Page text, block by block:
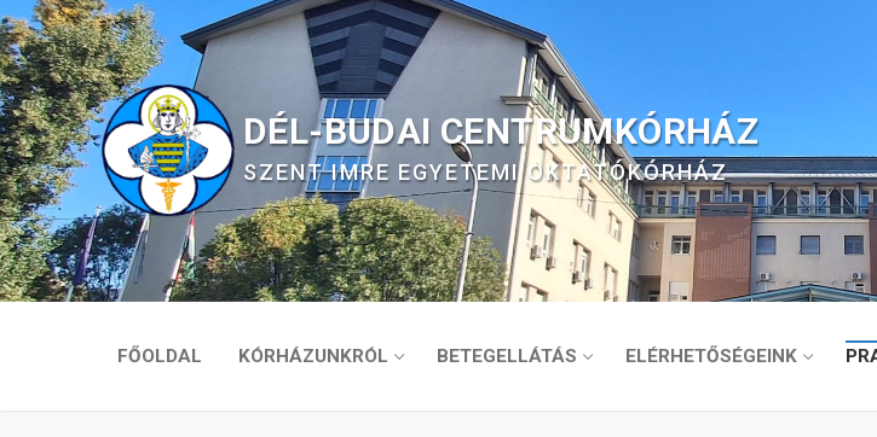
Ugrás
a
tartalomra
DÉL-BUDAI CENTRUMKÓRHÁZ
SZENT IMRE EGYETEMI OKTATÓKÓRHÁZ
FŐOLDAL KÓRHÁZUNKRÓL BETEGELLÁTÁS ELÉRHETŐSÉGEINK